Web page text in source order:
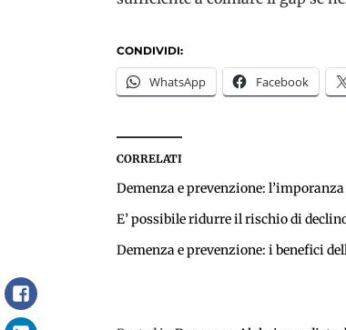
CONDIVIDI:
WhatsApp Facebook
CORRELATI
Demenza e prevenzione:
E’ possibile ridurre il rischio di
Demenza e prevenzione: i benefici
Facebook